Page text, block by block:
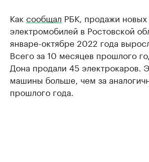
Как сообщал РБК, продажи новых
электромобилей в Ростовской
январе-октябре 2022 года
Всего за 10 месяцев прошлого
Дона продали 45 электрокаров.
машины больше, чем за
прошлого года.